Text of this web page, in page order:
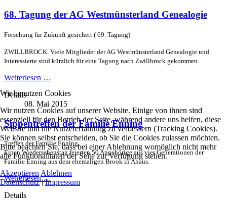
68. Tagung der AG Westmünsterland Genealogie
Forschung für Zukunft gesichert ( 69. Tagung)
ZWILLBROCK. Viele Mitglieder der AG Westmünsterland Genealogie und
Interessierte sind kürzlich für eine Tagung nach Zwillbrock gekommen.
Weiterlesen …
Details
08. Mai 2015
Sippentreffen der Familie Enning
Treffen der Familie Enning
Einen Wiedersehenstag feierten 50 Angehörige aus vier Generationen der
Familie Enning aus dem ehemaligen Brook in Ahaus.
Weiterlesen …
Details
Wir benutzen Cookies
Wir nutzen Cookies auf unserer Website. Einige von ihnen sind
essenziell für den Betrieb der Seite, während andere uns helfen, diese
Website und die Nutzererfahrung zu verbessern (Tracking Cookies).
Sie können selbst entscheiden, ob Sie die Cookies zulassen möchten.
Bitte beachten Sie, dass bei einer Ablehnung womöglich nicht mehr
alle Funktionalitäten der Seite zur Verfügung stehen.
Akzeptieren Ablehnen
Datenschutz|Impressum